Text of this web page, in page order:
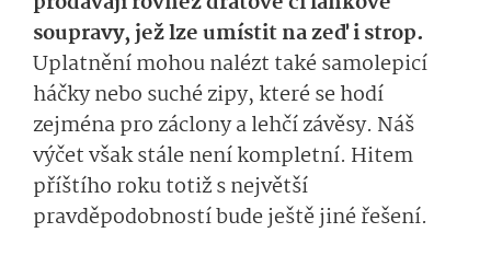
soupravy, jež lze umístit na zeď i strop.
Uplatnění mohou nalézt také samolepicí
háčky nebo suché zipy, které se hodí
zejména pro záclony a lehčí závěsy. Náš
výčet však stále není kompletní. Hitem
příštího roku totiž s největší
pravděpodobností bude ještě jiné řešení.